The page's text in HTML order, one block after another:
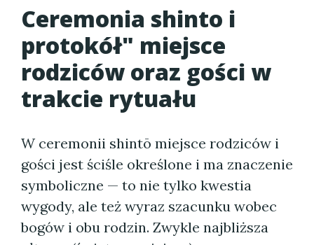
Ceremonia shinto i
protokół" miejsce
rodziców oraz gości w
trakcie rytuału
W ceremonii shintō miejsce rodziców i
gości jest ściśle określone i ma znaczenie
symboliczne — to nie tylko kwestia
wygody, ale też wyraz szacunku wobec
bogów i obu rodzin. Zwykle najbliższa